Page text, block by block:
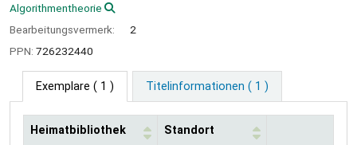
Algorithmentheorie
Bearbeitungsvermerk:
2
PPN: 726232440
Exemplare ( 1 ) Titelinformationen ( 1 )
Heimatbibliothek Standort